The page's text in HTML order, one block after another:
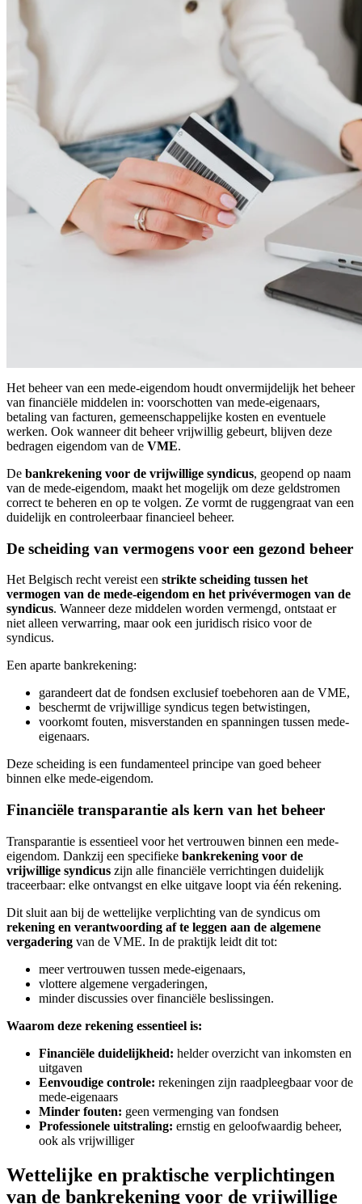
Het beheer van een mede-eigendom houdt onvermijdelijk het beheer
van financiële middelen in: voorschotten van mede-eigenaars,
betaling van facturen, gemeenschappelijke kosten en eventuele
werken. Ook wanneer dit beheer vrijwillig gebeurt, blijven deze
bedragen eigendom van de VME.
De bankrekening voor de vrijwillige syndicus, geopend op naam
van de mede-eigendom, maakt het mogelijk om deze geldstromen
correct te beheren en op te volgen. Ze vormt de ruggengraat van een
duidelijk en controleerbaar financieel beheer.
De scheiding van vermogens voor een gezond beheer
Het Belgisch recht vereist een strikte scheiding tussen het
vermogen van de mede-eigendom en het privévermogen van de
syndicus. Wanneer deze middelen worden vermengd, ontstaat er
niet alleen verwarring, maar ook een juridisch risico voor de
syndicus.
Een aparte bankrekening:
garandeert dat de fondsen exclusief toebehoren aan de VME,
beschermt de vrijwillige syndicus tegen betwistingen,
voorkomt fouten, misverstanden en spanningen tussen mede-
eigenaars.
Deze scheiding is een fundamenteel principe van goed beheer
binnen elke mede-eigendom.
Financiële transparantie als kern van het beheer
Transparantie is essentieel voor het vertrouwen binnen een mede-
eigendom. Dankzij een specifieke bankrekening voor de
vrijwillige syndicus zijn alle financiële verrichtingen duidelijk
traceerbaar: elke ontvangst en elke uitgave loopt via één rekening.
Dit sluit aan bij de wettelijke verplichting van de syndicus om
rekening en verantwoording af te leggen aan de algemene
vergadering van de VME. In de praktijk leidt dit tot:
meer vertrouwen tussen mede-eigenaars,
vlottere algemene vergaderingen,
minder discussies over financiële beslissingen.
Waarom deze rekening essentieel is:
Financiële duidelijkheid: helder overzicht van inkomsten en
uitgaven
Eenvoudige controle: rekeningen zijn raadpleegbaar voor de
mede-eigenaars
Minder fouten: geen vermenging van fondsen
Professionele uitstraling: ernstig en geloofwaardig beheer,
ook als vrijwilliger
Wettelijke en praktische verplichtingen
van de bankrekening voor de vrijwillige